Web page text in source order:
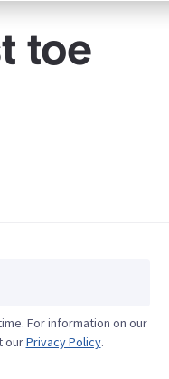
toe
For information on our
ourPrivacy Policy.